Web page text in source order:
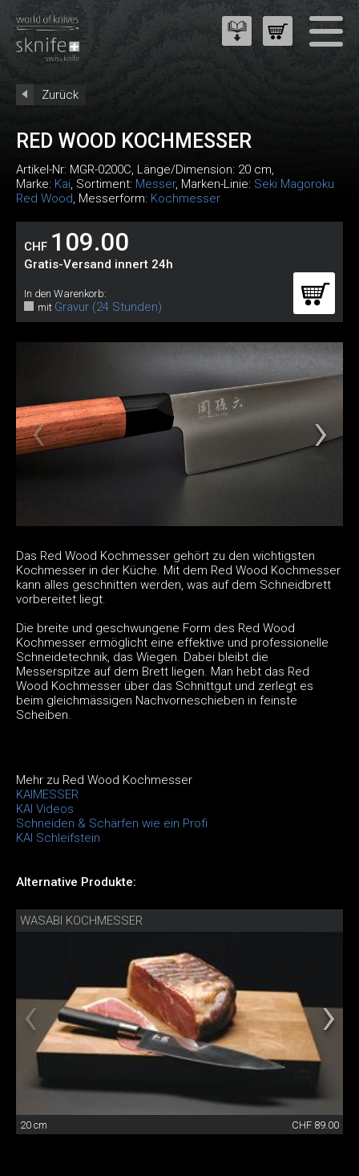
Zurück
RED WOOD KOCHMESSER
Artikel-Nr: MGR-0200C, Länge/Dimension: 20 cm,
Marke: Kai, Sortiment: Messer, Marken-Linie: Seki Magoroku
Red Wood, Messerform: Kochmesser
CHF 109.00
Gratis-Versand innert 24h
In den Warenkorb:
mit Gravur (24 Stunden)
Das Red Wood Kochmesser gehört zu den wichtigsten
Kochmesser in der Küche. Mit dem Red Wood Kochmesser
kann alles geschnitten werden, was auf dem Schneidbrett
vorbereitet liegt.
Die breite und geschwungene Form des Red Wood
Kochmesser ermöglicht eine effektive und professionelle
Schneidetechnik, das Wiegen. Dabei bleibt die
Messerspitze auf dem Brett liegen. Man hebt das Red
Wood Kochmesser über das Schnittgut und zerlegt es
beim gleichmässigen Nachvorneschieben in feinste
Scheiben.
Mehr zu Red Wood Kochmesser
KAIMESSER
KAI Videos
Schneiden & Schärfen wie ein Profi
KAI Schleifstein
Alternative Produkte:
WASABI KOCHMESSER
20 cm CHF 89.00